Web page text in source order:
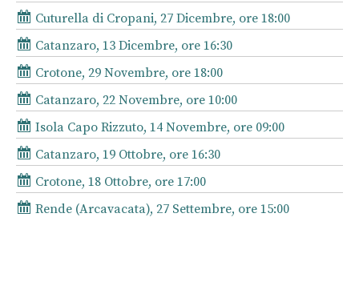
Cuturella di Cropani, 27 Dicembre, ore 18:00
Catanzaro, 13 Dicembre, ore 16:30
Crotone, 29 Novembre, ore 18:00
Catanzaro, 22 Novembre, ore 10:00
Isola Capo Rizzuto, 14 Novembre, ore 09:00
Catanzaro, 19 Ottobre, ore 16:30
Crotone, 18 Ottobre, ore 17:00
Rende (Arcavacata), 27 Settembre, ore 15:00